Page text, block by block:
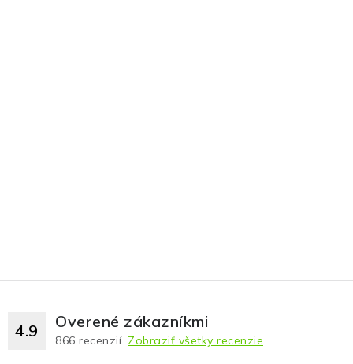
4.9 Overené zákazníkmi
866 recenzií. Zobraziť všetky recenzie